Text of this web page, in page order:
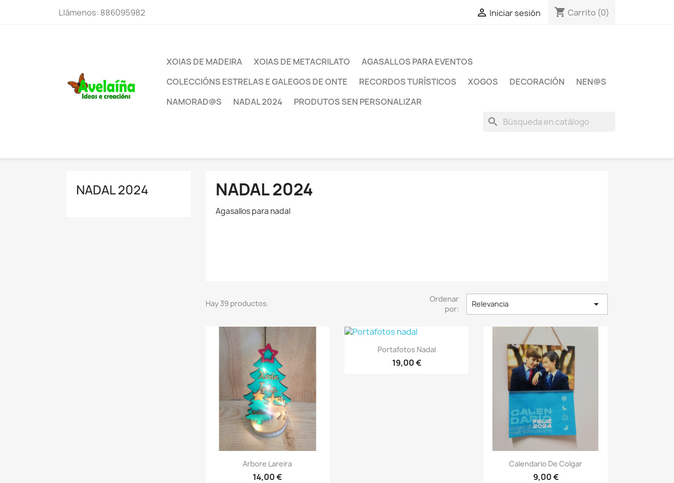
Llámenos: 886095982  Iniciar sesión shopping_cart Carrito (0)
XOIAS DE MADEIRA XOIAS DE METACRILATO
AGASALLOS PARA EVENTOS
COLECCIÓNS ESTRELAS E GALEGOS DE ONTE
RECORDOS TURÍSTICOS XOGOS DECORACIÓN
NEN@S
NAMORAD@S
NADAL 2024 PRODUTOS SEN PERSONALIZAR
search
NADAL 2024 NADAL 2024
Agasallos para nadal
Hay 39 productos.
Ordenar
por:
Relevancia 
Vista rápida
Arbore Lareira
14,00 €
Vista rápida
Portafotos Nadal
19,00 €
Vista rápida
Calendario De Colgar
9,00 €